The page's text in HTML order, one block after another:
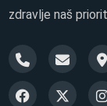
zdravlje naš